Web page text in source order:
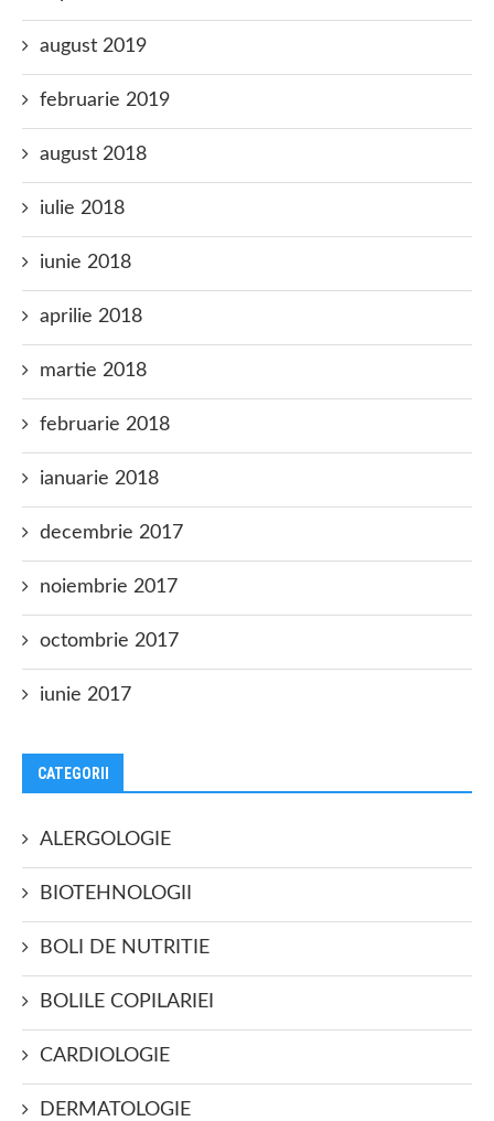
august 2019
februarie 2019
august 2018
iulie 2018
iunie 2018
aprilie 2018
martie 2018
februarie 2018
ianuarie 2018
decembrie 2017
noiembrie 2017
octombrie 2017
iunie 2017
CATEGORII
ALERGOLOGIE
BIOTEHNOLOGII
BOLI DE NUTRITIE
BOLILE COPILARIEI
CARDIOLOGIE
DERMATOLOGIE